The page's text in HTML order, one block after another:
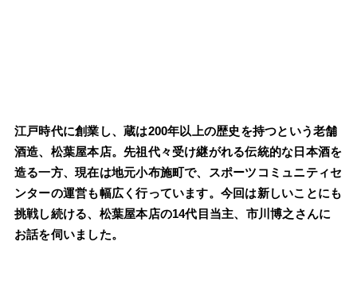
江戸時代に創業し、蔵は200年以上の歴史を持つという老舗
酒造、松葉屋本店。先祖代々受け継がれる伝統的な日本酒を
造る一方、現在は地元小布施町で、スポーツコミュニティセ
ンターの運営も幅広く行っています。今回は新しいことにも
挑戦し続ける、松葉屋本店の14代目当主、市川博之さんに
お話を伺いました。